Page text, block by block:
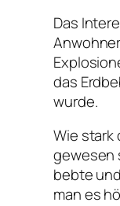
Das
das
wurde.
Wie stark
gewesen
bebte
man es